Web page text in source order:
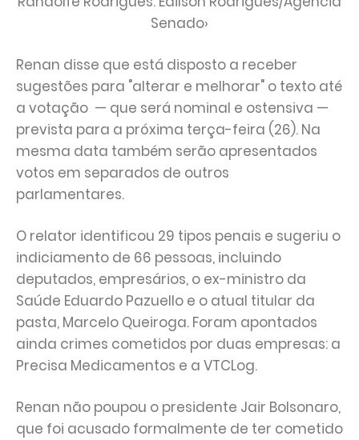
Senado›
Renan disse que está disposto a receber
sugestões para "alterar e melhorar" o texto até
a votação — que será nominal e ostensiva —
prevista para a próxima terça-feira (26). Na
mesma data também serão apresentados
votos em separados de outros
parlamentares.
O relator identificou 29 tipos penais e sugeriu o
indiciamento de 66 pessoas, incluindo
deputados, empresários, o ex-ministro da
Saúde Eduardo Pazuello e o atual titular da
pasta, Marcelo Queiroga. Foram apontados
ainda crimes cometidos por duas empresas: a
Precisa Medicamentos e a VTCLog.
Renan não poupou o presidente Jair Bolsonaro,
que foi acusado formalmente de ter cometido